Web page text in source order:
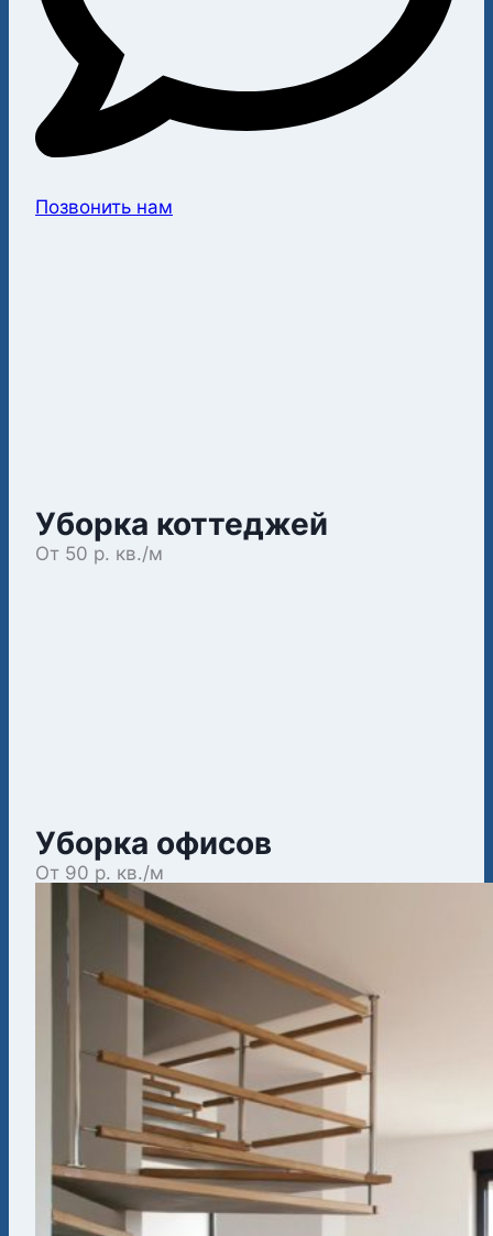
Позвонить нам
Уборка коттеджей
От 50 р. кв./м
Уборка офисов
От 90 р. кв./м